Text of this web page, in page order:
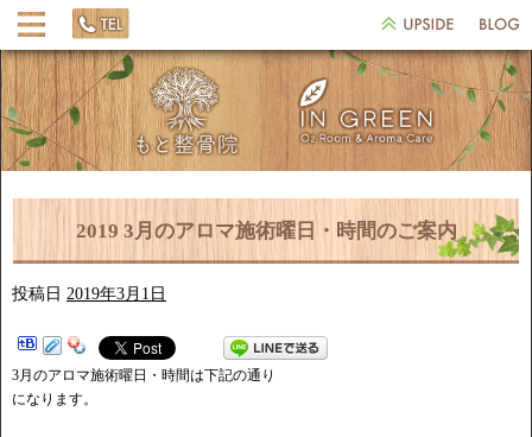
2019 3月のアロマ施術曜日・時間のご案内
投稿日 2019年3月1日
3月のアロマ施術曜日・時間は下記の通り
になります。